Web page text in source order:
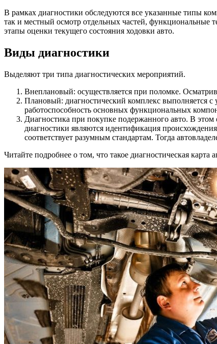
В рамках диагностики обследуются все указанные типы
так и местный осмотр отдельных частей,
этапы оценки текущего состояния ходовки авто.
Виды диагностики
Выделяют три типа диагностических мероприятий.
Внеплановый: осуществляется при поломке.
Плановый: диагностический комплекс выполняется с
работоспособность основных функциональных
Диагностика при покупке подержанного авто. В
диагностики являются идентификация
соответствует разумным стандартам. Тогда
Читайте подробнее о том, что такое диагностическая